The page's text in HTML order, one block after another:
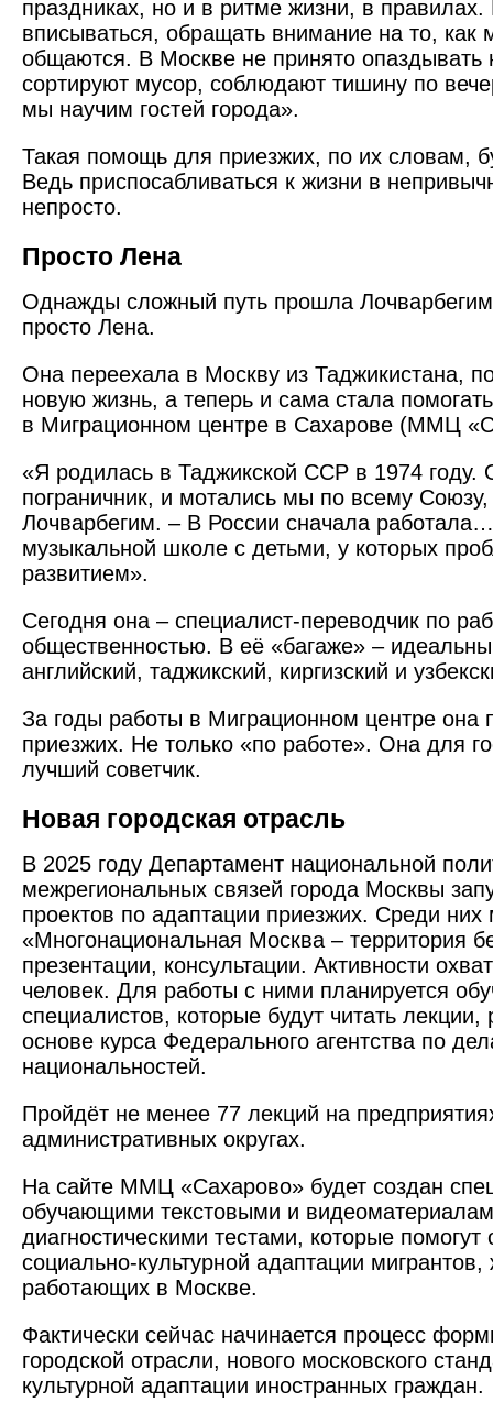
праздниках, но и в ритме жизни, в
вписываться, обращать внимание на то, как
общаются. В Москве не принято опаздывать
сортируют мусор, соблюдают тишину по
мы научим гостей города».
Такая помощь для приезжих, по их словам,
Ведь приспосабливаться к жизни в
непросто.
Просто Лена
Однажды сложный путь прошла
просто Лена.
Она переехала в Москву из Таджикистана,
новую жизнь, а теперь и сама стала
в Миграционном центре в Сахарове (ММЦ
«Я родилась в Таджикской ССР в 1974 году.
пограничник, и мотались мы по всему Союзу,
Лочварбегим. – В России сначала
музыкальной школе с деть­ми, у которых
развитием».
Сегодня она – специалист-переводчик по
общественностью. В её «багаже» –
английский, таджикский, киргизский и
За годы работы в Миграционном центре она
приезжих. Не только «по работе». Она для
лучший советчик.
Новая городская отрасль
В 2025 году Департамент национальной
межрегиональных связей города Москвы
проектов по адаптации приезжих. Среди них
«Многонациональная Москва – территория
презентации, консультации. Активности
человек. Для работы с ними планируется
специалистов, которые будут читать
основе курса Федерального агентства по
национальностей.
Пройдёт не менее 77 лекций на
административных округах.
На сайте ММЦ «Сахарово» будет создан
обучающими текстовыми и
диагностическими тестами, которые помогут
социально-культурной адаптации
работающих в Москве.
Фактически сейчас начинается процесс
городской отрасли, нового московского
культурной адаптации иностранных граждан.